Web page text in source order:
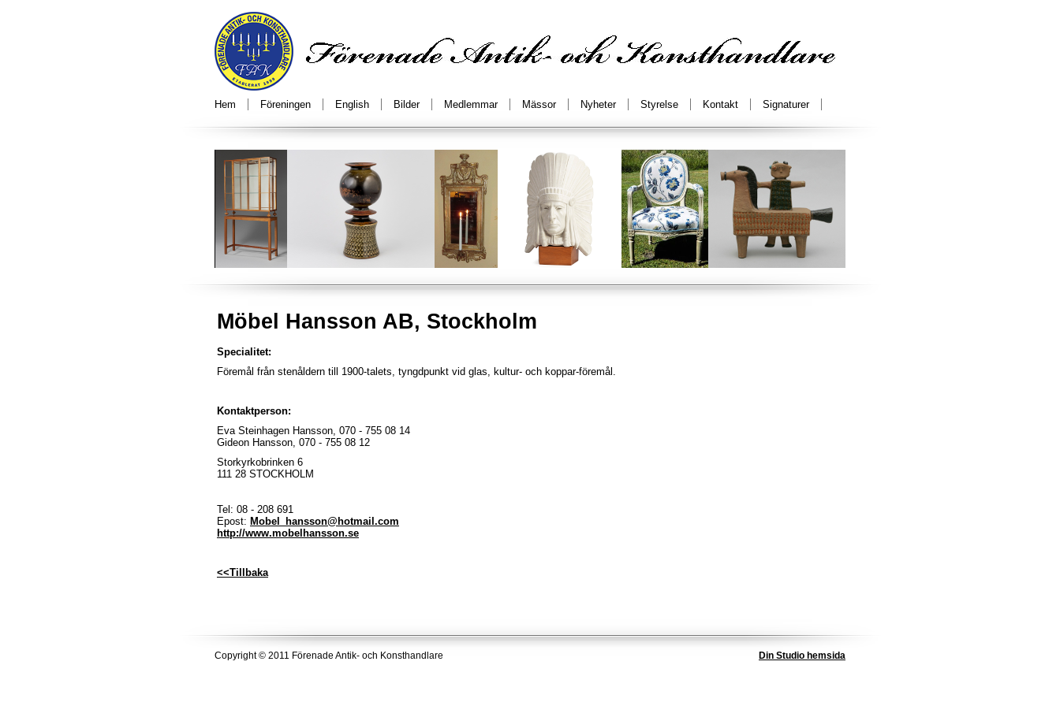
Hem Föreningen English Bilder Medlemmar Mässor Nyheter Styrelse Kontakt Signaturer
Möbel Hansson AB, Stockholm
Specialitet:
Föremål från stenåldern till 1900-talets, tyngdpunkt vid glas, kultur- och koppar-föremål.
Kontaktperson:
Eva Steinhagen Hansson, 070 - 755 08 14
Gideon Hansson, 070 - 755 08 12
Storkyrkobrinken 6
111 28 STOCKHOLM
Tel: 08 - 208 691
Epost: Mobel_hansson@hotmail.com
http://www.mobelhansson.se
<<Tillbaka
Copyright © 2011 Förenade Antik- och Konsthandlare Din Studio hemsida